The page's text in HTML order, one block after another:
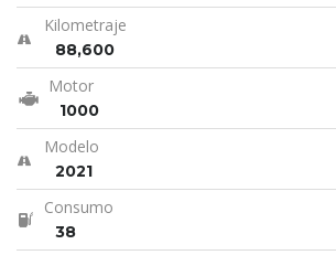
Kilometraje
88,600
Motor
1000
Modelo
2021
Consumo
38